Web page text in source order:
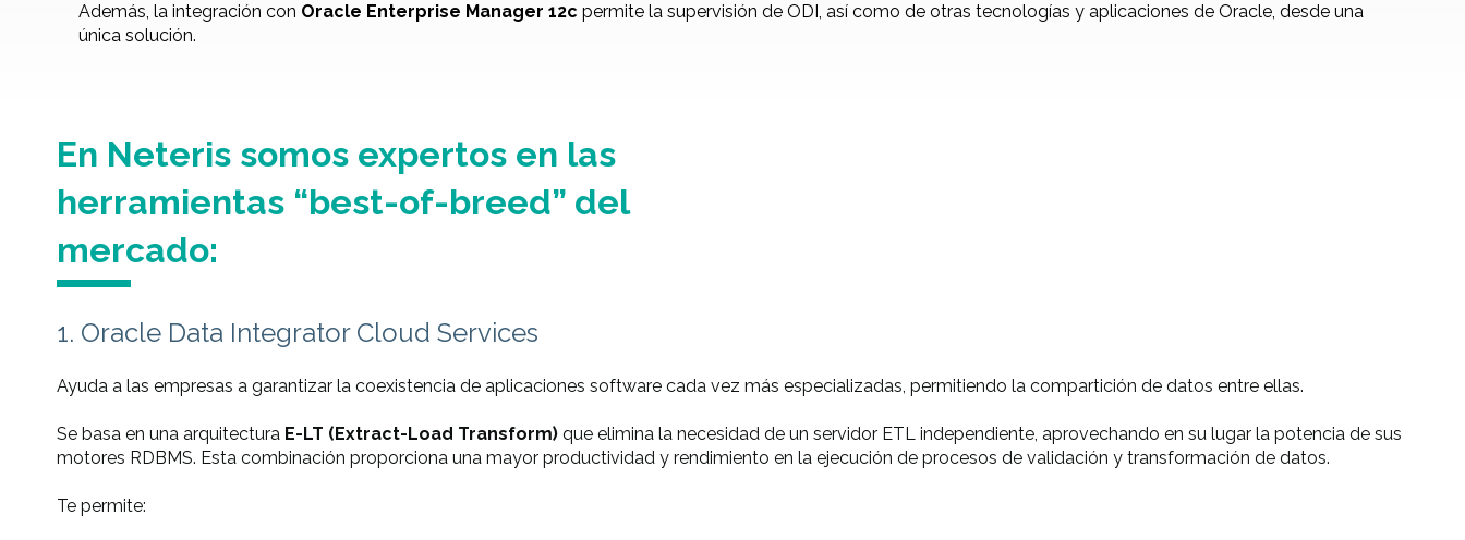
Además, la integración con Oracle Enterprise Manager 12c permite la supervisión de ODI, así como de otras tecnologías y aplicaciones de Oracle, desde una
única solución.
En Neteris somos expertos en las
herramientas “best-of-breed” del
mercado:
1. Oracle Data Integrator Cloud Services
Ayuda a las empresas a garantizar la coexistencia de aplicaciones software cada vez más especializadas, permitiendo la compartición de datos entre ellas.
Se basa en una arquitectura E-LT (Extract-Load Transform) que elimina la necesidad de un servidor ETL independiente, aprovechando en su lugar la potencia de sus
motores RDBMS. Esta combinación proporciona una mayor productividad y rendimiento en la ejecución de procesos de validación y transformación de datos.
Te permite: